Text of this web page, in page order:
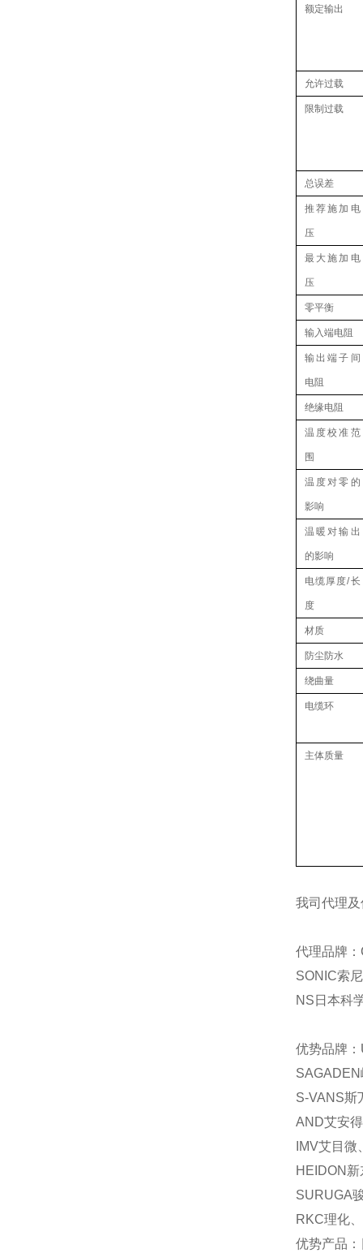
额定输出
允许过载
限制过载
总误差
推荐施加电
压
最大施加电
压
零平衡
输入端电阻
输出端子间
电阻
绝缘电阻
温度校准范
围
温度对零的
影响
温暖对输出
的影响
电缆厚度/长
度
材质
防尘防水
绕曲量
电缆环
主体质量
我司代理
代理品牌
SONIC索
NS日本科
优势品牌
S-VANS斯
AND艾安
IMV艾目
HEIDON
SURUGA
RKC理化
优势产品